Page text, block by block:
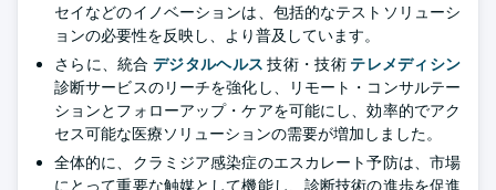
セイなどのイノベーションは、包括的なテストソリューシ
ョンの必要性を反映し、より普及しています。
さらに、統合デジタルヘルス 技術・技術 テレメディシン
診断サービスのリーチを強化し、リモート・コンサルテー
ションとフォローアップ・ケアを可能にし、効率的でアク
セス可能な医療ソリューションの需要が増加しました。
全体的に、クラミジア感染症のエスカレート予防は、市場
にとって重要な触媒として機能し、診断技術の進歩を促進